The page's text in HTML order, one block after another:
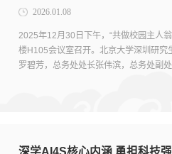
2026.01.08
2025年12月30日下午，“共做校园主人
楼H105会议室召开。北京大学深圳研
罗碧芳，总务处处长张伟滨，总务处副
深学AI4S核心内涵 勇担科技